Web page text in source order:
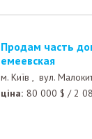
Продам часть дома с евроремонтом, рядом метро Д
емеевская
м. Київ , вул.
ціна: 80 000 $ /2